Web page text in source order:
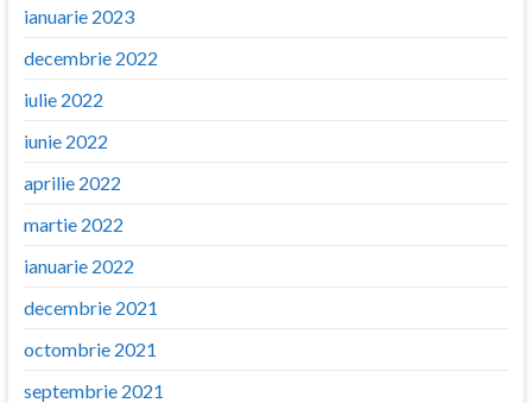
ianuarie 2023
decembrie 2022
iulie 2022
iunie 2022
aprilie 2022
martie 2022
ianuarie 2022
decembrie 2021
octombrie 2021
septembrie 2021